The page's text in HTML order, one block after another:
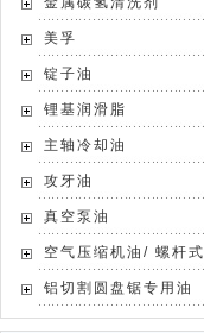
美孚
锭子油
锂基润滑脂
主轴冷却油
攻牙油
真空泵油
空气压缩机油/ 螺杆式
铝切割圆盘锯专用油